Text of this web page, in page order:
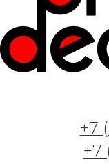
+7
+7
Фотообои и
Животные из